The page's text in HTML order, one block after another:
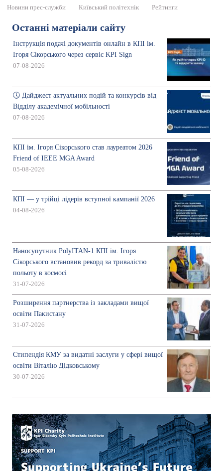
Новини прес-служби Київський політехнік Рейтинги
Останні матеріали сайту
Інструкція подачі документів онлайн в КПІ ім.
Ігоря Сікорського через сервіс KPI Sign
07-08-2026
🕔 Дайджест актуальних подій та конкурсів від
Відділу академічної мобільності
07-08-2026
КПІ ім. Ігоря Сікорського став лауреатом 2026
Friend of IEEE MGA Award
05-08-2026
КПІ — у трійці лідерів вступної кампанії 2026
04-08-2026
Наносупутник PolyITAN-1 КПІ ім. Ігоря
Сікорського встановив рекорд за тривалістю
польоту в космосі
31-07-2026
Розширення партнерства із закладами вищої
освіти Пакистану
31-07-2026
Стипендія КМУ за видатні заслуги у сфері вищої
освіти Віталію Дідковському
30-07-2026